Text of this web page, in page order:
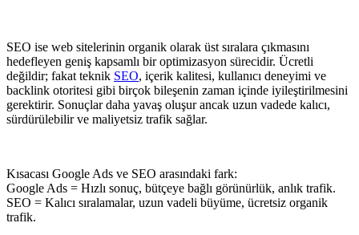
SEO ise web sitelerinin organik olarak üst sıralara çıkmasını
hedefleyen geniş kapsamlı bir optimizasyon sürecidir. Ücretli
değildir; fakat teknik SEO, içerik kalitesi, kullanıcı deneyimi ve
backlink otoritesi gibi birçok bileşenin zaman içinde iyileştirilmesini
gerektirir. Sonuçlar daha yavaş oluşur ancak uzun vadede kalıcı,
sürdürülebilir ve maliyetsiz trafik sağlar.
Kısacası Google Ads ve SEO arasındaki fark:
Google Ads = Hızlı sonuç, bütçeye bağlı görünürlük, anlık trafik.
SEO = Kalıcı sıralamalar, uzun vadeli büyüme, ücretsiz organik
trafik.